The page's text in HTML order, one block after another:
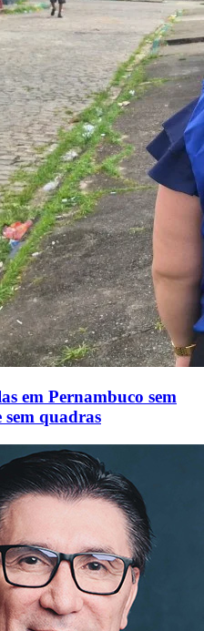
em Pernambuco sem
sem quadras